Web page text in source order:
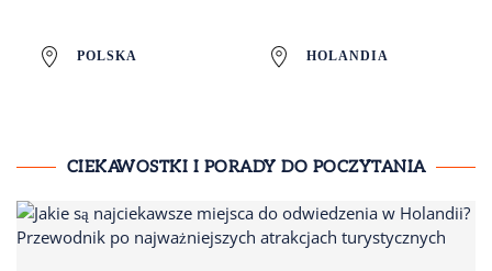
POLSKA HOLANDIA
CIEKAWOSTKI I PORADY DO POCZYTANIA